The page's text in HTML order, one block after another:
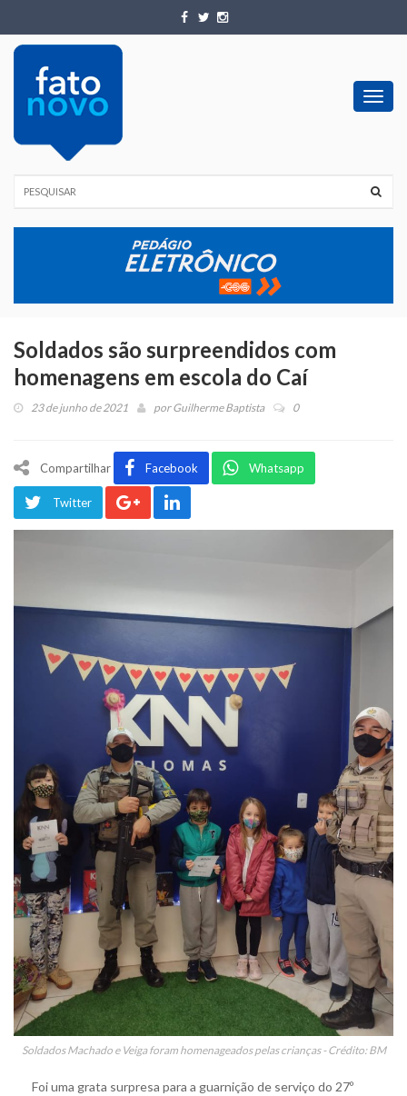
Soldados são surpreendidos com
homenagens em escola do Caí
23 de junho de 2021 porGuilherme Baptista 0
Compartilhar Facebook Whatsapp
Twitter
Soldados Machado e Veiga foram homenageados pelas crianças - Crédito: BM
Foi uma grata surpresa para a guarnição de serviço do 27º